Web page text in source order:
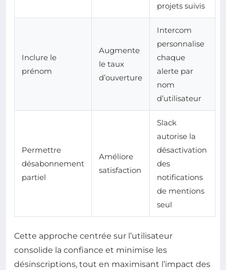
projets suivis
Inclure le
prénom
Augmente
le taux
d’ouverture
Intercom
personnalise
chaque
alerte par
nom
d’utilisateur
Permettre
désabonnement
partiel
Améliore
satisfaction
Slack
autorise la
désactivation
des
notifications
de mentions
seul
Cette approche centrée sur l’utilisateur
consolide la confiance et minimise les
désinscriptions, tout en maximisant l’impact des